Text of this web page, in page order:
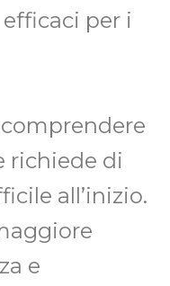
per i
richiede di
all’inizio.
e